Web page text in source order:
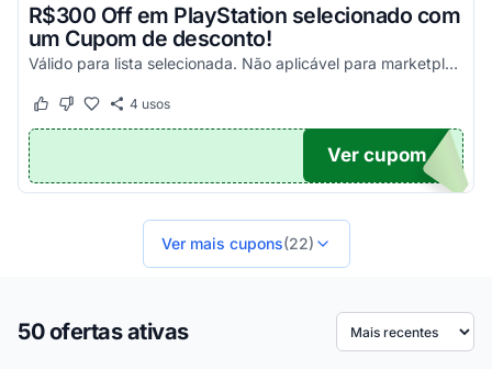
R$300 Off em PlayStation selecionado com
um Cupom de desconto!
Válido para lista selecionada. Não aplicável para marketplace. Aproveite!
Este cupom funcionou
Este cupom não funcionou
4 usos
FF
Ver cupom
Ver mais cupons(22)
50 ofertas ativas Ordenar por